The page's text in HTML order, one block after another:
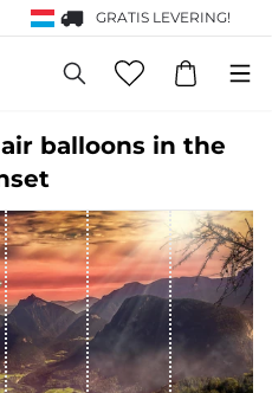
GRATIS LEVERING!
balloons in the